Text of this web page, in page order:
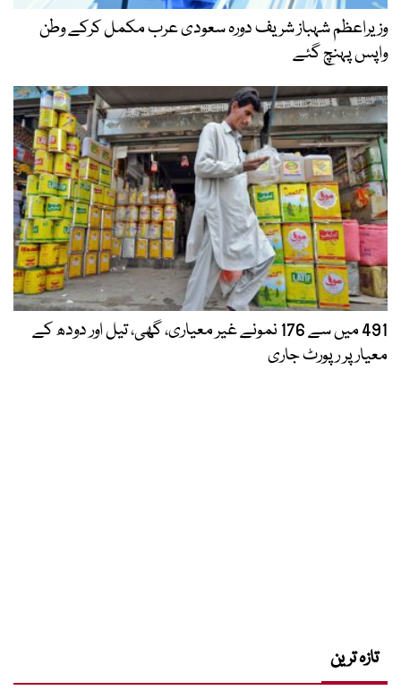
وزیراعظم شہباز شریف دورہ سعودی عرب مکمل کرکے وطن
واپس پہنچ گئے
491 میں سے 176 نمونے غیر معیاری، گھی، تیل اور دودھ کے
معیار پر رپورٹ جاری
تازہ ترین